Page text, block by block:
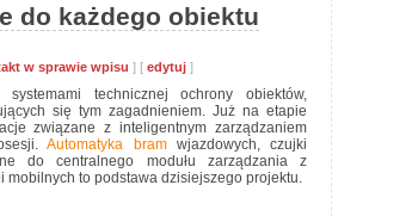
do każdego obiektu
w sprawie wpisu ] [ edytuj ]
systemami technicznej ochrony obiektów,
się tym zagadnieniem. Już na etapie
związane z inteligentnym zarządzaniem
Automatyka bramwjazdowych, czujki
do centralnego modułu zarządzania z
to podstawa dzisiejszego projektu.